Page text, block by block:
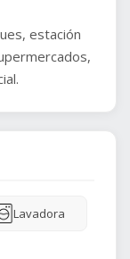
estación
Lavadora